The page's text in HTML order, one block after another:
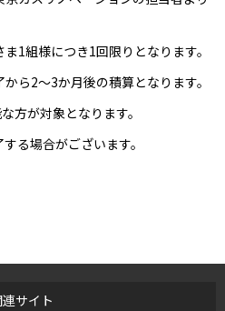
1組様につき1回限りとなります。
ら2～3か月後の積算となります。
方が対象となります。
る場合がございます。
連サイト